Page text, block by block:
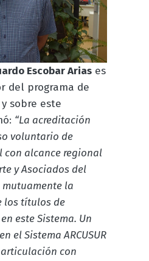
Escobar Ariases
del programa de
sobre este
“La acreditación
voluntario de
con alcance regional
y Asociados del
mutuamente la
los títulos de
este Sistema. Un
el Sistema ARCUSUR
con